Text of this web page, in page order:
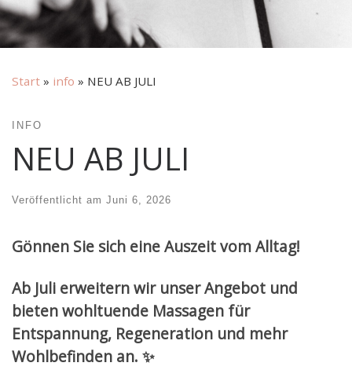
Start » info » NEU AB JULI
INFO
NEU AB JULI
Veröffentlicht am Juni 6, 2026
Gönnen Sie sich eine Auszeit vom Alltag!
Ab Juli erweitern wir unser Angebot und
bieten wohltuende Massagen für
Entspannung, Regeneration und mehr
Wohlbefinden an. ✨